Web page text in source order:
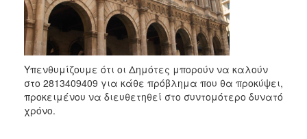
Υπενθυμίζουμε ότι οι Δημότες μπορούν να καλούν
στο 2813409409 για κάθε πρόβλημα που θα προκύψει,
προκειμένου να διευθετηθεί στο συντομότερο δυνατό
χρόνο.